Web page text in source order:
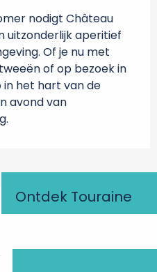
Ontdek Touraine
nodigt Château
uitzonderlijk aperitief
Of je nu met
of op bezoek in
in het hart van de
avond van